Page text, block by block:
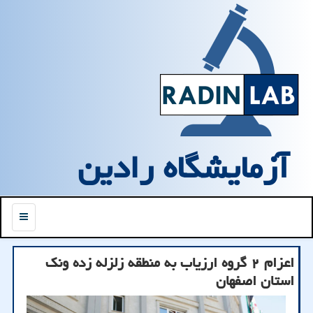
آزمایشگاه رادین
منو
اعزام ۲ گروه ارزیاب به منطقه زلزله زده ونك
استان اصفهان